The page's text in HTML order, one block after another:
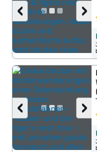
›
‹
›
‹